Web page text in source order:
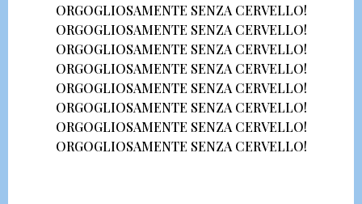
ORGOGLIOSAMENTE SENZA CERVELLO!
ORGOGLIOSAMENTE SENZA CERVELLO!
ORGOGLIOSAMENTE SENZA CERVELLO!
ORGOGLIOSAMENTE SENZA CERVELLO!
ORGOGLIOSAMENTE SENZA CERVELLO!
ORGOGLIOSAMENTE SENZA CERVELLO!
ORGOGLIOSAMENTE SENZA CERVELLO!
ORGOGLIOSAMENTE SENZA CERVELLO!